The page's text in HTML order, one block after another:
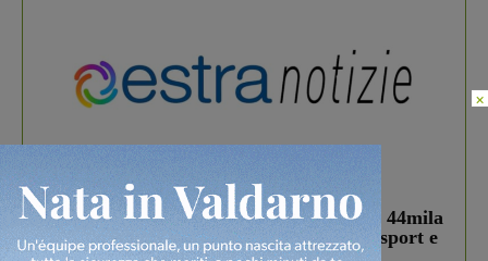
In vetrina 3 Agosto 2026
Estra Notizie agosto: Smart Cities, oltre 44mila
studenti coinvolti, torna il bando per lo sport e
debutta il podcast Estrair
×